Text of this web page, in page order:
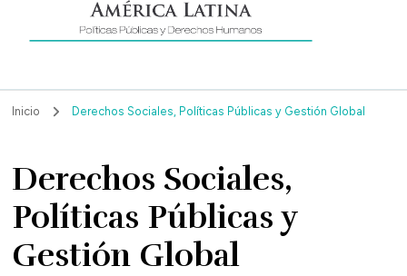
Inicio Derechos Sociales, Políticas Públicas y Gestión Global
Derechos Sociales,
Políticas Públicas y
Gestión Global